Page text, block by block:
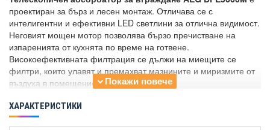
проектиран за бърз и лесен монтаж. Отличава се с
интелигентни и ефективни LED светлини за отлична видимост.
Неговият мощен мотор позволява бързо пречистване на
изпаренията от кухнята по време на готвене.
Високоефективната филтрация се дължи на миещите се
филтри, които улавят и премахват мазнините и миризмите от
въздуха в помещението.
ХАРАКТЕРИСТИКИ